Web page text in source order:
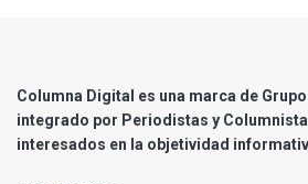
Columna Digital es una marca de
integrado por Periodistas y
interesados en la objetividad